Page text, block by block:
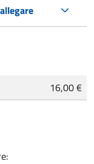
16,00 €